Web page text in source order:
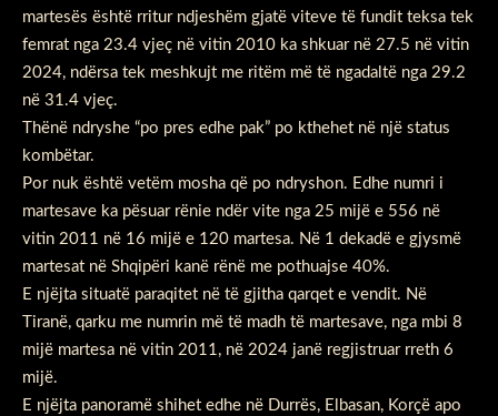
martesës është rritur ndjeshëm gjatë viteve të fundit teksa tek
femrat nga 23.4 vjeç në vitin 2010 ka shkuar në 27.5 në vitin
2024, ndërsa tek meshkujt me ritëm më të ngadaltë nga 29.2
në 31.4 vjeç.
Thënë ndryshe “po pres edhe pak” po kthehet në një status
kombëtar.
Por nuk është vetëm mosha që po ndryshon. Edhe numri i
martesave ka pësuar rënie ndër vite nga 25 mijë e 556 në
vitin 2011 në 16 mijë e 120 martesa. Në 1 dekadë e gjysmë
martesat në Shqipëri kanë rënë me pothuajse 40%.
E njëjta situatë paraqitet në të gjitha qarqet e vendit. Në
Tiranë, qarku me numrin më të madh të martesave, nga mbi 8
mijë martesa në vitin 2011, në 2024 janë regjistruar rreth 6
mijë.
E njëjta panoramë shihet edhe në Durrës, Elbasan, Korçë apo